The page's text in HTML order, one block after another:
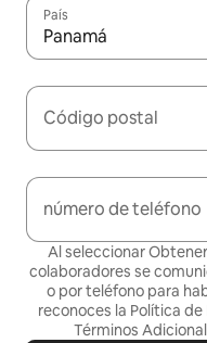
País
Panamá
Código postal
número de teléfono
Al seleccionar
colaboradores se
o por teléfono para
reconoces la Política de
Términos